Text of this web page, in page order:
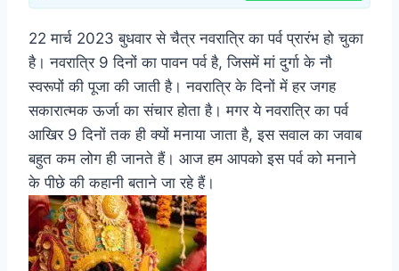
22 मार्च 2023 बुधवार से चैत्र नवरात्रि का पर्व प्रारंभ हो चुका
है। नवरात्रि 9 दिनों का पावन पर्व है, जिसमें मां दुर्गा के नौ
स्वरूपों की पूजा की जाती है। नवरात्रि के दिनों में हर जगह
सकारात्मक ऊर्जा का संचार होता है। मगर ये नवरात्रि का पर्व
आखिर 9 दिनों तक ही क्यों मनाया जाता है, इस सवाल का जवाब
बहुत कम लोग ही जानते हैं। आज हम आपको इस पर्व को मनाने
के पीछे की कहानी बताने जा रहे हैं।